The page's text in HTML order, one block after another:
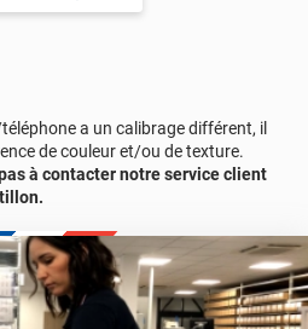
de faire une demande
a un calibrage différent, il
de couleur et/ou de texture.
à contacter notre service client